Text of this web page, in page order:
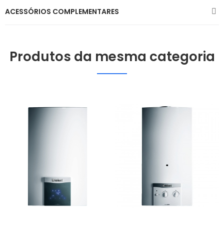
ACESSÓRIOS COMPLEMENTARES
Produtos da mesma categoria